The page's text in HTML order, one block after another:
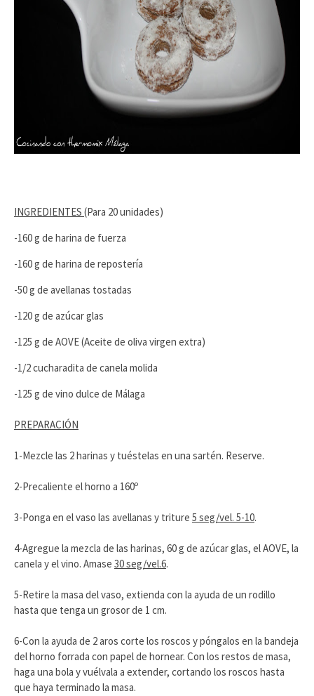
INGREDIENTES (Para 20 unidades)
-160 g de harina de fuerza
-160 g de harina de repostería
-50 g de avellanas tostadas
-120 g de azúcar glas
-125 g de AOVE (Aceite de oliva virgen extra)
-1/2 cucharadita de canela molida
-125 g de vino dulce de Málaga
PREPARACIÓN
1-Mezcle las 2 harinas y tuéstelas en una sartén. Reserve.
2-Precaliente el horno a 160º
3-Ponga en el vaso las avellanas y triture 5 seg/vel. 5-10.
4-Agregue la mezcla de las harinas, 60 g de azúcar glas, el AOVE, la
canela y el vino. Amase 30 seg/vel.6.
5-Retire la masa del vaso, extienda con la ayuda de un rodillo
hasta que tenga un grosor de 1 cm.
6-Con la ayuda de 2 aros corte los roscos y póngalos en la bandeja
del horno forrada con papel de hornear. Con los restos de masa,
haga una bola y vuélvala a extender, cortando los roscos hasta
que haya terminado la masa.